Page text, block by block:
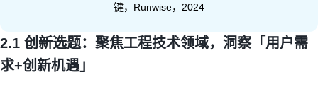
键，Runwise，2024
2.1 创新选题：聚焦工程技术领域，洞察「用户需
求+创新机遇」